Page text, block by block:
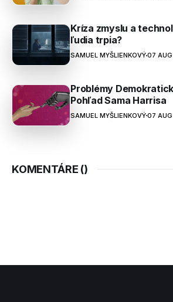
Kríza zmyslu a
ľudia trpia?
SAMUEL MYŠLIENKOVÝ07
Problémy
Pohľad Sama Harrisa
SAMUEL MYŠLIENKOVÝ07
KOMENTÁRE ()